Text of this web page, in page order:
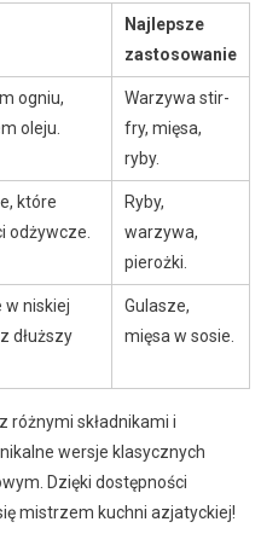
Najlepsze
zastosowanie
ogniu,
oleju.
Warzywa stir-
fry, mięsa,
ryby.
które
odżywcze.
Ryby,
warzywa,
pierożki.
w niskiej
dłuższy
Gulasze,
mięsa w sosie.
różnymi składnikami i
wersje klasycznych
Dzięki dostępności
mistrzem kuchni azjatyckiej!